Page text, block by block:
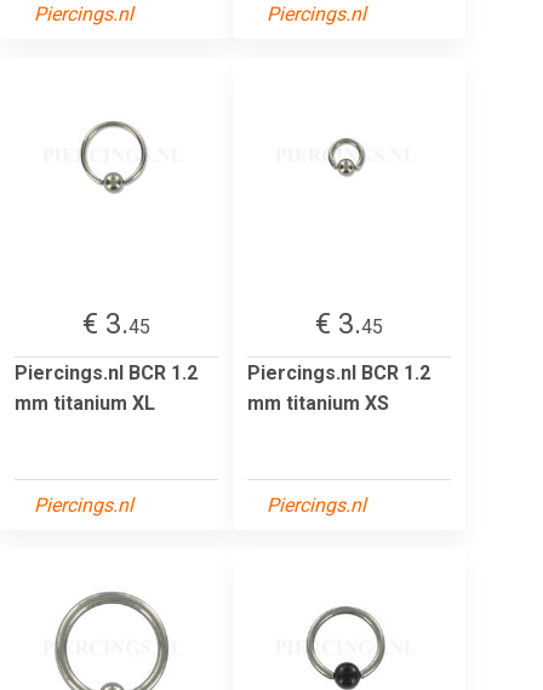
Piercings.nl Piercings.nl
€ 3.45
Piercings.nl BCR 1.2
mm titanium XL
Piercings.nl
€ 3.45
Piercings.nl BCR 1.2
mm titanium XS
Piercings.nl